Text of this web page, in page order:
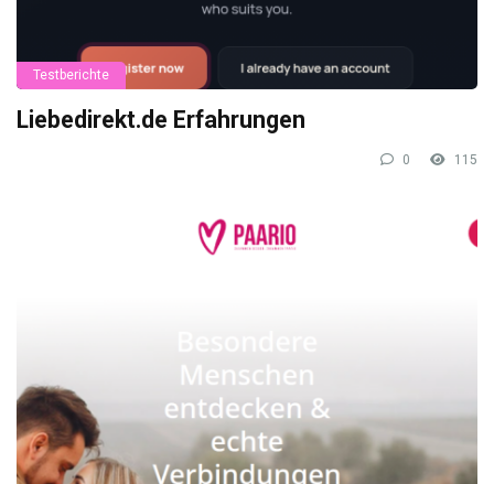
Testberichte
Liebedirekt.de Erfahrungen
0 115